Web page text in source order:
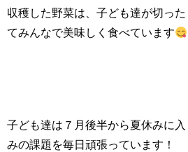
収穫した野菜は、子ども達が切っ
てみんなで美味しく食べています
子ども達は７月後半から夏休みに
みの課題を毎日頑張っています！